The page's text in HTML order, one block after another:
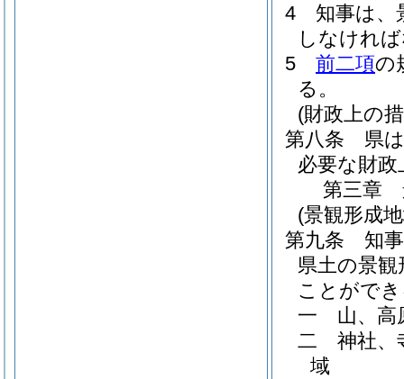
4
知事は、
しなけれ
5
前二項の
る。
(財政上の
第八条
県
必要な財
第三章
(景観形成
第九条
知
県土の景
ことがで
一
山、高
二
神社、
域